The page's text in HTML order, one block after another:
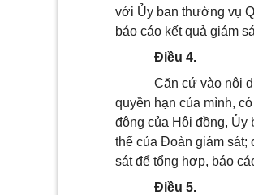
với Ủy ban thường vụ
báo cáo kết quả giám
Điều 4.
Căn cứ vào nội
quyền hạn của mình,
động của Hội đồng, Ủy
thể của Đoàn giám sát;
sát để tổng hợp, báo
Điều 5.